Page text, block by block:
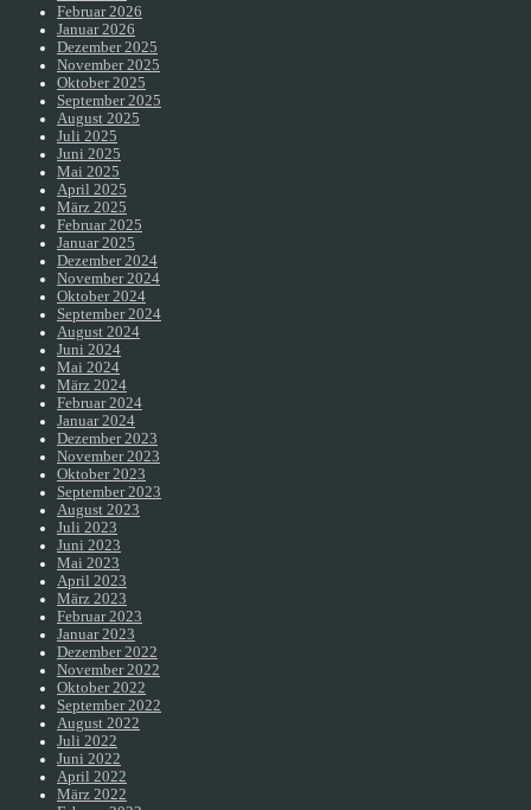
Februar 2026
Januar 2026
Dezember 2025
November 2025
Oktober 2025
September 2025
August 2025
Juli 2025
Juni 2025
Mai 2025
April 2025
März 2025
Februar 2025
Januar 2025
Dezember 2024
November 2024
Oktober 2024
September 2024
August 2024
Juni 2024
Mai 2024
März 2024
Februar 2024
Januar 2024
Dezember 2023
November 2023
Oktober 2023
September 2023
August 2023
Juli 2023
Juni 2023
Mai 2023
April 2023
März 2023
Februar 2023
Januar 2023
Dezember 2022
November 2022
Oktober 2022
September 2022
August 2022
Juli 2022
Juni 2022
April 2022
März 2022